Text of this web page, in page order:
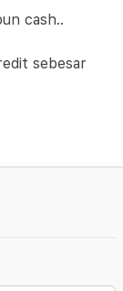
cash..
sebesar